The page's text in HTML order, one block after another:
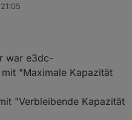
Das werde ich nachbessern.
war e3dc-
"Maximale Kapazität
"Verbleibende Kapazität